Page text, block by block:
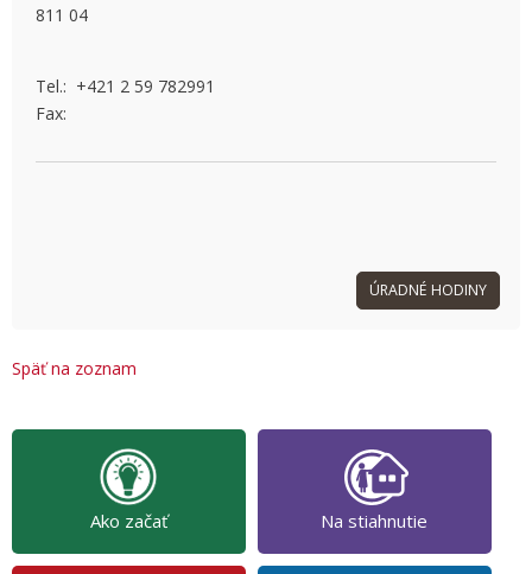
811 04
Tel.: +421 2 59 782991
Fax:
ÚRADNÉ HODINY
Späť na zoznam
Ako začať Na stiahnutie